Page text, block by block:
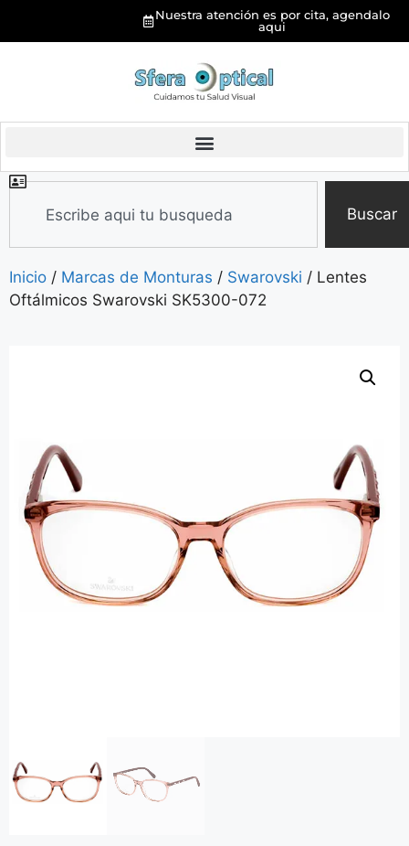
Nuestra atención es por cita, agendalo
aqui
Buscar
Inicio / Marcas de Monturas / Swarovski / Lentes
Oftálmicos Swarovski SK5300-072